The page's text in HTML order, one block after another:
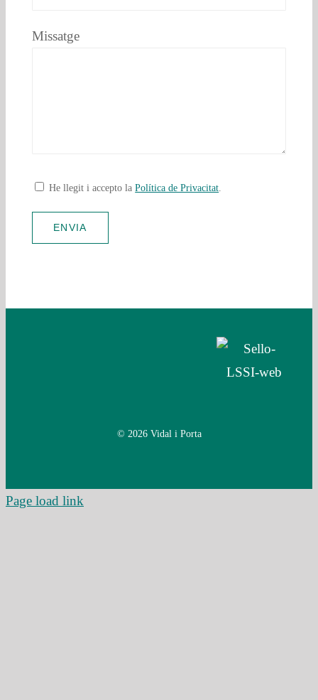
Missatge
He llegit i accepto laPolítica de Privacitat
© 2026 Vidal i Porta
Page load link